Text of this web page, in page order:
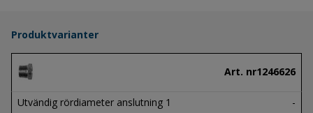
Produktvarianter
Art. nr1246626
Utvändig rördiameter anslutning 1
-